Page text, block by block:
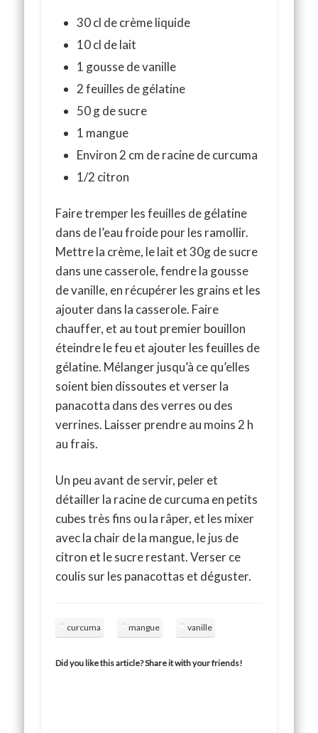
30 cl de crème liquide
10 cl de lait
1 gousse de vanille
2 feuilles de gélatine
50 g de sucre
1 mangue
Environ 2 cm de racine de curcuma
1/2 citron
Faire tremper les feuilles de gélatine
dans de l’eau froide pour les ramollir.
Mettre la crème, le lait et 30g de sucre
dans une casserole, fendre la gousse
de vanille, en récupérer les grains et les
ajouter dans la casserole. Faire
chauffer, et au tout premier bouillon
éteindre le feu et ajouter les feuilles de
gélatine. Mélanger jusqu’à ce qu’elles
soient bien dissoutes et verser la
panacotta dans des verres ou des
verrines. Laisser prendre au moins 2 h
au frais.
Un peu avant de servir, peler et
détailler la racine de curcuma en petits
cubes très fins ou la râper, et les mixer
avec la chair de la mangue, le jus de
citron et le sucre restant. Verser ce
coulis sur les panacottas et déguster.
curcuma mangue vanille
Did you like this article? Share it with your friends!